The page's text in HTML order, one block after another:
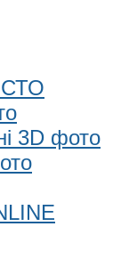
3D фото